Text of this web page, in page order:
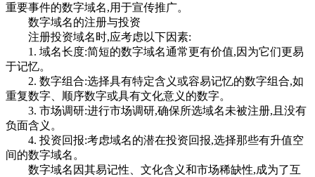
重要事件的数字域名,用于宣传推广。
数字域名的注册与投资
注册投资域名时,应考虑以下因素:
1. 域名长度:简短的数字域名通常更有价值,因为它们更易
于记忆。
2. 数字组合:选择具有特定含义或容易记忆的数字组合,如
重复数字、顺序数字或具有文化意义的数字。
3. 市场调研:进行市场调研,确保所选域名未被注册,且没有
负面含义。
4. 投资回报:考虑域名的潜在投资回报,选择那些有升值空
间的数字域名。
数字域名因其易记性、文化含义和市场稀缺性,成为了互